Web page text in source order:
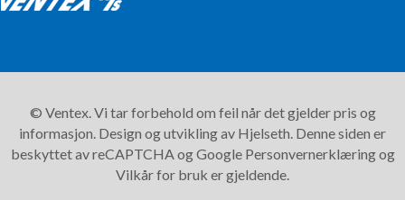
© Ventex. Vi tar forbehold om feil når det gjelder pris og
informasjon. Design og utvikling av Hjelseth. Denne siden er
beskyttet av reCAPTCHA og Google Personvernerklæringog
Vilkår for bruk er gjeldende.